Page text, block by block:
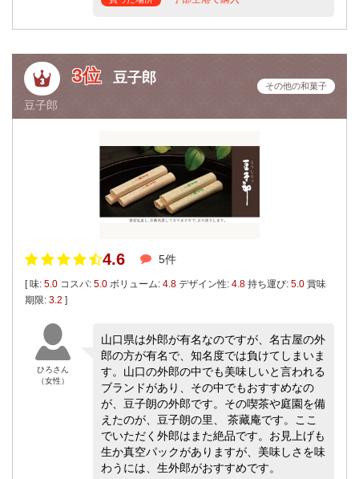
3位 豆子郎
豆子郎
その他の和菓子
4.6 5件
[ 味: 5.0 コスパ: 5.0 ボリューム: 4.8 デザイン性: 4.8 持ち運び: 5.0 賞味
期限: 3.2 ]
ひろさん
（女性）
山口県は外郎が有名なのですが、名古屋の外
郎の方が有名で、知名度では負けてしまいま
す。山口の外郎の中でも美味しいと言われる
ブランドがあり、その中でもおすすめなの
が、豆子朗の外郎です。その喫茶や庭園を備
えたのが、豆子朗の里、 茶藏庵です。ここ
でいただく外郎はまた絶品です。お見上げも
生か真空パックがありますが、美味しさを味
わうには、生外郎がおすすめです。